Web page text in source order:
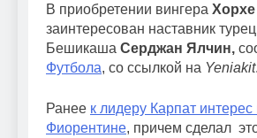
В приобретении вингера Хорхе
заинтересован наставник
Бешикаша Серджан Ялчин,
Футбола, со ссылкой на Yeniakit.
Ранее к лидеру Карпат
Фиорентине, причем сделал